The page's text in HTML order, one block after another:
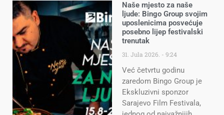
Naše mjesto za naše
ljude: Bingo Group svojim
uposlenicima posvećuje
posebno lijep festivalski
trenutak
31. Jula 2026. 9:24
Već četvrtu godinu
zaredom Bingo Group je
Ekskluzivni sponzor
Sarajevo Film Festivala,